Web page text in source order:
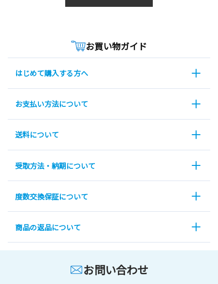
お買い物ガイド
はじめて購入する方へ
お支払い方法について
送料について
受取方法・納期について
度数交換保証について
商品の返品について
お問い合わせ